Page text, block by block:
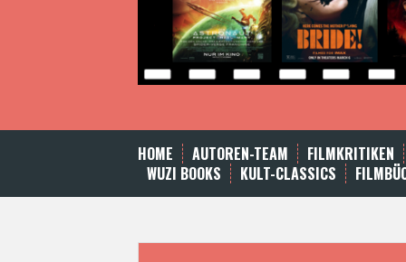
HOME AUTOREN-TEAM FILMKRITIKEN
WUZI BOOKS
KULT-CLASSICS